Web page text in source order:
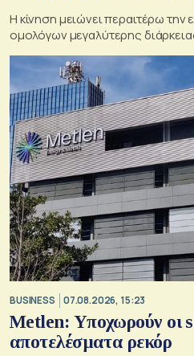
Η κίνηση μειώνει περαιτέρω την
ομολόγων μεγαλύτερης
BUSINESS 07.08.2026, 15:23
Metlen: Υποχωρούν οι
αποτελέσματα ρεκόρ